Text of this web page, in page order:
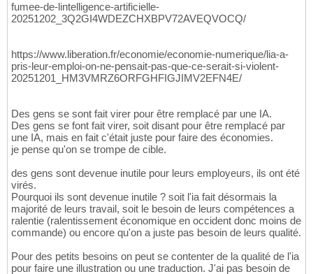
fumee-de-lintelligence-artificielle-
20251202_3Q2GI4WDEZCHXBPV72AVEQVOCQ/
https://www.liberation.fr/economie/economie-numerique/lia-a-
pris-leur-emploi-on-ne-pensait-pas-que-ce-serait-si-violent-
20251201_HM3VMRZ6ORFGHFIGJIMV2EFN4E/
Des gens se sont fait virer pour être remplacé par une IA.
Des gens se font fait virer, soit disant pour être remplacé par
une IA, mais en fait c'était juste pour faire des économies.
je pense qu'on se trompe de cible.
des gens sont devenue inutile pour leurs employeurs, ils ont été
virés.
Pourquoi ils sont devenue inutile ? soit l'ia fait désormais la
majorité de leurs travail, soit le besoin de leurs compétences a
ralentie (ralentissement économique en occident donc moins de
commande) ou encore qu'on a juste pas besoin de leurs qualité.
Pour des petits besoins on peut se contenter de la qualité de l'ia
pour faire une illustration ou une traduction. J'ai pas besoin de